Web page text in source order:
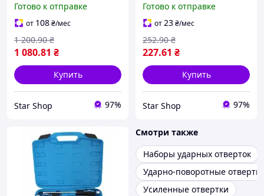
Готово к отправке
от 108₴/мес
1 080.81 ₴
1 200.90 ₴
Купить
Star Shop 97%
Готово к отправке
от23₴/мес
227.61 ₴
252.90 ₴
Купить
Star Shop 97%
Смотри также
Наборы ударных отверток
Ударно-поворотные
Усиленные отвертки